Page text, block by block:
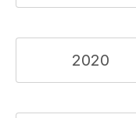
2020